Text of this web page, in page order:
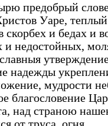
предобрый
Уаре,
и бедах и
недостойных,
надежды
мудрости
благословение
над страною